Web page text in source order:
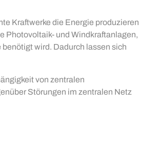
Kraftwerke die Energie produzieren
Photovoltaik- und Windkraftanlagen,
wird. Dadurch lassen sich
von zentralen
Störungen im zentralen Netz